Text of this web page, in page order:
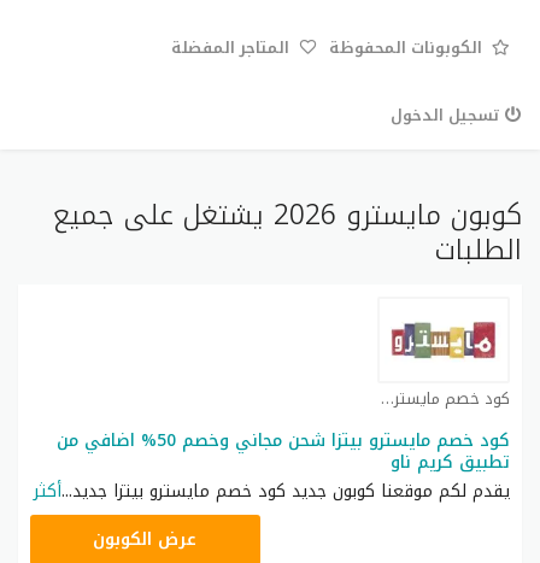
الكوبونات المحفوظة المتاجر المفضلة
تسجيل الدخول
كوبون مايسترو 2026 يشتغل على جميع
الطلبات
كود خصم مايسترو بيتزا كوبون
كود خصم مايسترو بيتزا شحن مجاني وخصم 50% اضافي من
تطبيق كريم ناو
يقدم لكم موقعنا كوبون جديد كود خصم مايسترو بيتزا جديد...أكثر
عرض الكوبون